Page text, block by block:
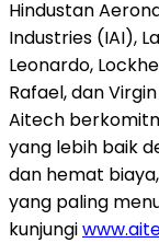
Hindustan
Industries (IAI),
Leonardo,
Rafael, dan
Aitech
yang lebih baik
dan hemat
yang paling
kunjungi